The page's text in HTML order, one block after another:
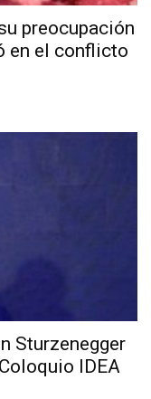
preocupación
en el conflicto
Sturzenegger
IDEA